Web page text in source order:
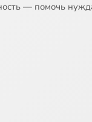
— помочь